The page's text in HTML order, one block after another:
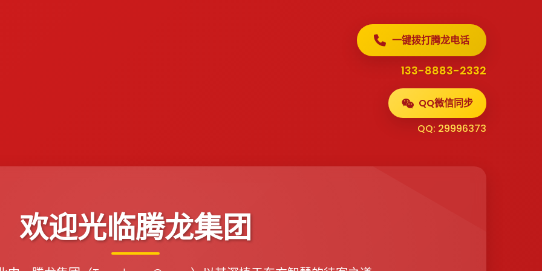
一键拨打腾龙电话
133-8883-2332
QQ微信同步
QQ: 29996373
欢迎光临腾龙集团